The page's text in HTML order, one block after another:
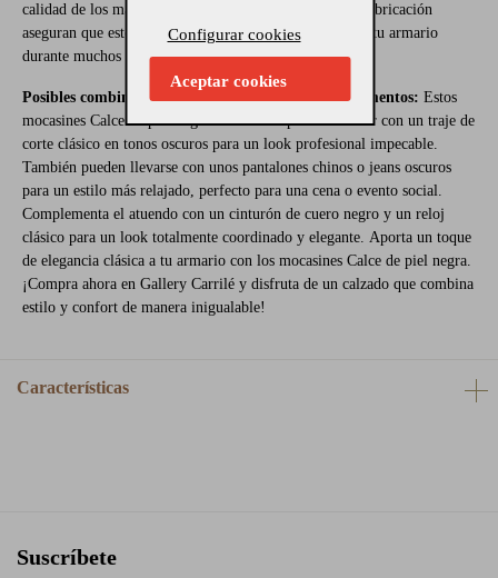
calidad de los materiales y la atención al detalle en su fabricación
aseguran que estos zapatos serán un elemento básico en tu armario
durante muchos años.
Posibles combinaciones con otras prendas o complementos: Estos
mocasines Calce en piel negra son ideales para combinar con un traje de
corte clásico en tonos oscuros para un look profesional impecable.
También pueden llevarse con unos pantalones chinos o jeans oscuros
para un estilo más relajado, perfecto para una cena o evento social.
Complementa el atuendo con un cinturón de cuero negro y un reloj
clásico para un look totalmente coordinado y elegante. Aporta un toque
de elegancia clásica a tu armario con los mocasines Calce de piel negra.
¡Compra ahora en Gallery Carrilé y disfruta de un calzado que combina
estilo y confort de manera inigualable!
Características
Suscríbete
Configurar cookies
Aceptar cookies